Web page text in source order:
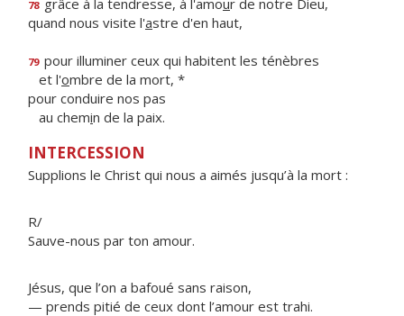
78 grâce à la tendresse, à l'amour de notre Dieu,
quand nous visite l'astre d'en haut,
79 pour illuminer ceux qui habitent les ténèbres
et l'ombre de la mort, *
pour conduire nos pas
au chemin de la paix.
INTERCESSION
Supplions le Christ qui nous a aimés jusqu’à la mort :
R/
Sauve-nous par ton amour.
Jésus, que l’on a bafoué sans raison,
— prends pitié de ceux dont l’amour est trahi.